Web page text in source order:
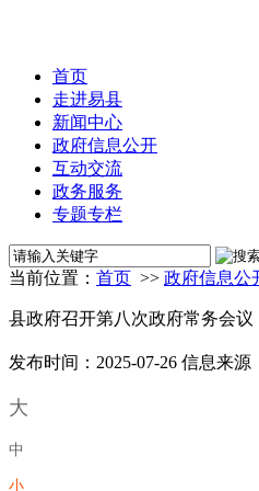
首页
走进易县
新闻中心
政府信息公开
互动交流
政务服务
专题专栏
当前位置： 首页 >> 政府信息公
县政府召开第八次政府常务会议
发布时间：2025-07-26 信息来源
大
中
小